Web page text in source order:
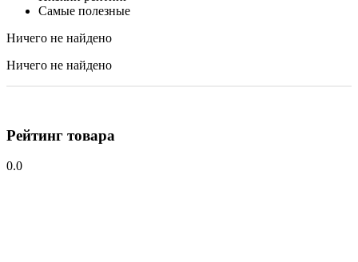
Самые полезные
Ничего не найдено
Ничего не найдено
Рейтинг товара
0.0